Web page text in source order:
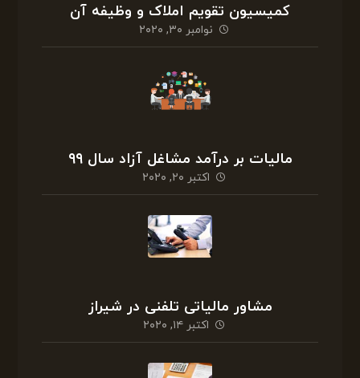
کمیسیون تقویم املاک و وظیفه آن
نوامبر ۳۰, ۲۰۲۰
مالیات بر درآمد مشاغل آزاد سال ۹۹
اکتبر ۲۰, ۲۰۲۰
مشاور مالیاتی تلفنی در شیراز
اکتبر ۱۴, ۲۰۲۰